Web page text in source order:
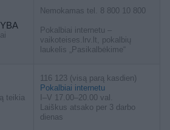
Nemokamas tel. 8 800 10 800
Pokalbiai internetu –
vaikoteises.lrv.lt, pokalbių
laukelis „Pasikalbėkime“
teikia
116 123 (visą parą kasdien)
Pokalbiai internetu
I–V 17.00–20.00 val.
Laiškus atsako per 3 darbo
dienas